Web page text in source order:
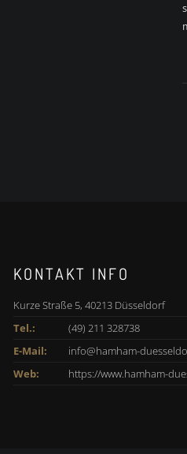
KONTAKT INFO
Kurze Straße 5, 40213 Düsseldorf
Tel.:
(49) 211 328738
E-Mail:
info@hamham-
Web:
https://www.hamham-